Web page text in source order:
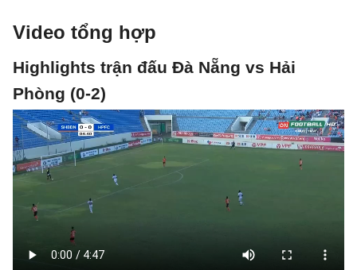
Video tổng hợp
Highlights trận đấu Đà Nẵng vs Hải
Phòng (0-2)